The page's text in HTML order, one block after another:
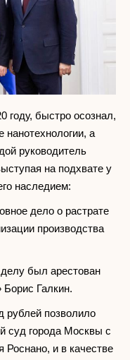
году, быстро осознал,
нанотехнологии, а
руководитель
на подхвате у
наследием:
дело о растрате
производства
делу был арестован
Борис Галкин.
рублей позволило
суд города Москвы с
и в качестве